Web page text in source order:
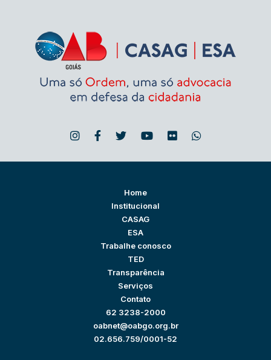
Home
Institucional
CASAG
ESA
Trabalhe conosco
TED
Transparência
Serviços
Contato
62 3238-2000
oabnet@oabgo.org.br
02.656.759/0001-52